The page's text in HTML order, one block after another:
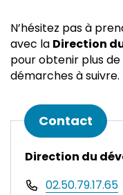
N’hésitez pas à
avec la Direction
pour obtenir plus
démarches à suivre.
Contact
Direction du
02.50.79.17.65